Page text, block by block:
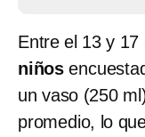
Entre el 13 y 17
niños
un vaso (250
promedio, lo